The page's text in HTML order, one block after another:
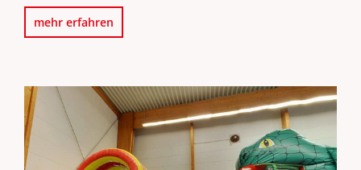
mehr erfahren